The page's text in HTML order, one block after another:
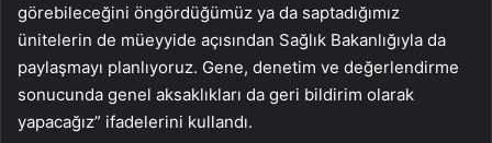
görebileceğini öngördüğümüz ya da saptadığımız
ünitelerin de müeyyide açısından Sağlık Bakanlığıyla da
paylaşmayı planlıyoruz. Gene, denetim ve değerlendirme
sonucunda genel aksaklıkları da geri bildirim olarak
yapacağız” ifadelerini kullandı.